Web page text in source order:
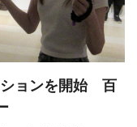
ションを開始 百